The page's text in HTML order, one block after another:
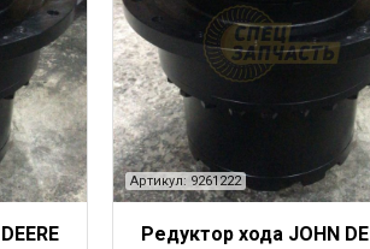
Артикул: 9261222
Редуктор хода JOHN